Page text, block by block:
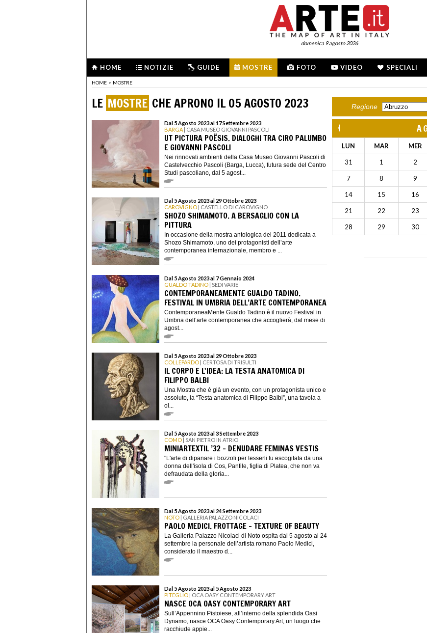
domenica 9 agosto 2026
HOME NOTIZIE GUIDE MOSTRE FOTO VIDEO SPECIALI
HOME > MOSTRE
LE MOSTRE CHE APRONO IL 05 AGOSTO 2023
Dal 5 Agosto 2023 al 17 Settembre 2023
BARGA | CASA MUSEO GIOVANNI PASCOLI
UT PICTURA POËSIS. DIALOGHI TRA CIRO PALUMBO
E GIOVANNI PASCOLI
Nei rinnovati ambienti della Casa Museo Giovanni Pascoli di
Castelvecchio Pascoli (Barga, Lucca), futura sede del Centro
Studi pascoliano, dal 5 agost...
Dal 5 Agosto 2023 al 29 Ottobre 2023
CAROVIGNO | CASTELLO DI CAROVIGNO
SHOZO SHIMAMOTO. A BERSAGLIO CON LA
PITTURA
In occasione della mostra antologica del 2011 dedicata a
Shozo Shimamoto, uno dei protagonisti dell’arte
contemporanea internazionale, membro e ...
Dal 5 Agosto 2023 al 7 Gennaio 2024
GUALDO TADINO | SEDI VARIE
CONTEMPORANEAMENTE GUALDO TADINO.
FESTIVAL IN UMBRIA DELL’ARTE CONTEMPORANEA
ContemporaneaMente Gualdo Tadino è il nuovo Festival in
Umbria dell’arte contemporanea che accoglierà, dal mese di
agost...
Dal 5 Agosto 2023 al 29 Ottobre 2023
COLLEPARDO | CERTOSA DI TRISULTI
IL CORPO E L'IDEA: LA TESTA ANATOMICA DI
FILIPPO BALBI
Una Mostra che è già un evento, con un protagonista unico e
assoluto, la “Testa anatomica di Filippo Balbi”, una tavola a
ol...
Dal 5 Agosto 2023 al 3 Settembre 2023
COMO | SAN PIETRO IN ATRIO
MINIARTEXTIL ’32 - DENUDARE FEMINAS VESTIS
"L'arte di dipanare i bozzoli per tesserli fu escogitata da una
donna dell'isola di Cos, Panfile, figlia di Platea, che non va
defraudata della gloria...
Dal 5 Agosto 2023 al 24 Settembre 2023
NOTO | GALLERIA PALAZZO NICOLACI
PAOLO MEDICI. FROTTAGE - TEXTURE OF BEAUTY
La Galleria Palazzo Nicolaci di Noto ospita dal 5 agosto al 24
settembre la personale dell’artista romano Paolo Medici,
considerato il maestro d...
Dal 5 Agosto 2023 al 5 Agosto 2023
PITEGLIO | OCA OASY CONTEMPORARY ART
NASCE OCA OASY CONTEMPORARY ART
Sull’Appennino Pistoiese, all’interno della splendida Oasi
Dynamo, nasce OCA Oasy Contemporary Art, un luogo che
racchiude appie...
Regione
LUN MAR MER
31 1 2
7 8 9
14 15 16
21 22 23
28 29 30